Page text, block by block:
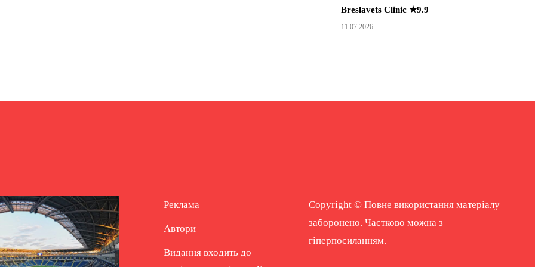
Breslavets Clinic ★9.9
11.07.2026
Реклама
Автори
Видання входить до
Copyright © Повне використання матеріалу
заборонено. Частково можна з
гіперпосиланням.